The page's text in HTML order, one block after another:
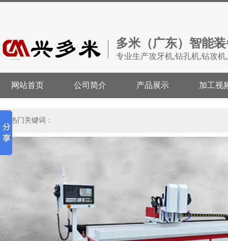
多米（广东）智能
专业生产攻牙机,钻孔机,钻攻
网站首页 公司简介 产品展示 加工视
热门关键词：